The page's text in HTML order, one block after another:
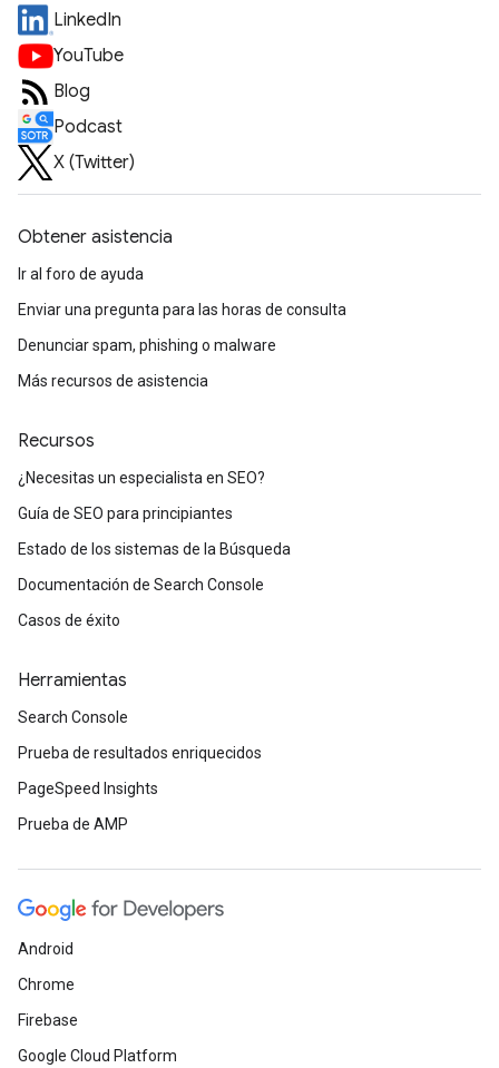
LinkedIn
YouTube
Blog
Podcast
X (Twitter)
Obtener asistencia
Ir al foro de ayuda
Enviar una pregunta para las horas de consulta
Denunciar spam, phishing o malware
Más recursos de asistencia
Recursos
¿Necesitas un especialista en SEO?
Guía de SEO para principiantes
Estado de los sistemas de la Búsqueda
Documentación de Search Console
Casos de éxito
Herramientas
Search Console
Prueba de resultados enriquecidos
PageSpeed Insights
Prueba de AMP
Android
Chrome
Firebase
Google Cloud Platform